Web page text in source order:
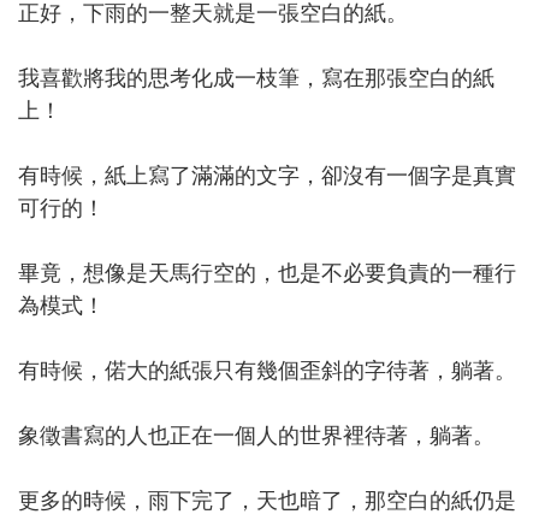
正好，下雨的一整天就是一張空白的紙。
我喜歡將我的思考化成一枝筆，寫在那張空白的紙
上！
有時候，紙上寫了滿滿的文字，卻沒有一個字是真實
可行的！
畢竟，想像是天馬行空的，也是不必要負責的一種行
為模式！
有時候，偌大的紙張只有幾個歪斜的字待著，躺著。
象徵書寫的人也正在一個人的世界裡待著，躺著。
更多的時候，雨下完了，天也暗了，那空白的紙仍是